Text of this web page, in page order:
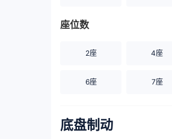
座位数
2座 4座
6座 7座
底盘制动